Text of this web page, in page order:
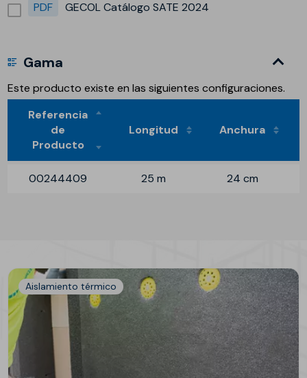
PDF
GECOL Catálogo SATE 2024
Gama
Este producto existe en las siguientes configuraciones.
Referencia
de
Producto
Longitud Anchura
00244409 25 m 24 cm
Aislamiento térmico